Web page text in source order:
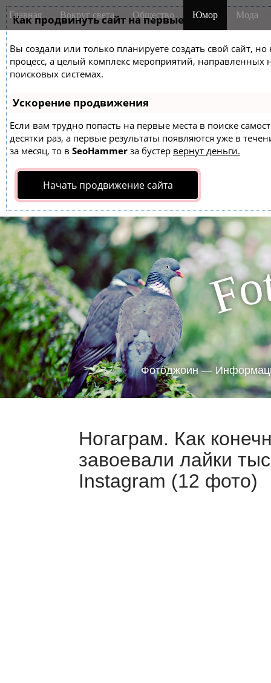
Как продвинуть сайт на первые места?
Вы создали или только планируете создать свой сайт,
процесс, а целый комплекс мероприятий,
поисковых системах.
Ускорение продвижения
Если вам трудно попасть на первые места в поиске
десятки раз, а первые результаты появляются уже в
за месяц, то в SeoHammer за бустер вернут деньги.
Начать продвижение сайта
M
a
n
m
e
n
u
i
Главная Вокруг света Общество Юмор Мода
Fo
Фотоджоин —
Ногаграм. Как
завоевали лайки
Instagram (12 фото)